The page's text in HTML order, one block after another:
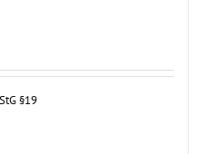
§19